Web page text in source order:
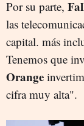
Por su parte,
las
capital. más
Tenemos que
Orange
cifra muy alta".